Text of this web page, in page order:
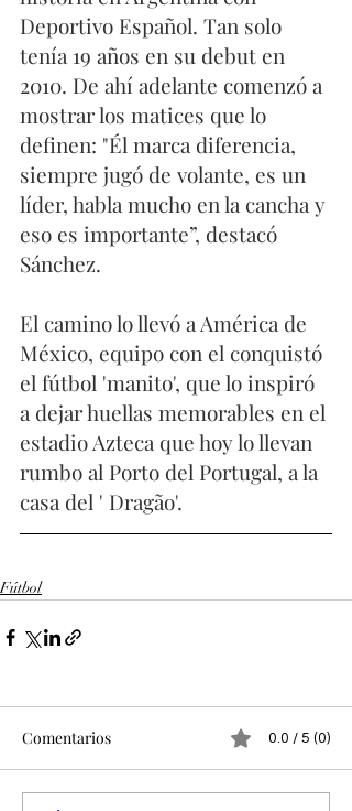
Deportivo Español. Tan solo
tenía 19 años en su debut en
2010. De ahí adelante comenzó a
mostrar los matices que lo
definen: "Él marca diferencia,
siempre jugó de volante, es un
líder, habla mucho en la cancha y
eso es importante”, destacó
Sánchez.
El camino lo llevó a América de
México, equipo con el conquistó
el fútbol 'manito', que lo inspiró
a dejar huellas memorables en el
estadio Azteca que hoy lo llevan
rumbo al Porto del Portugal, a la
casa del ' Dragão'.
Fútbol
Comentarios 0.0 / 5 (0)